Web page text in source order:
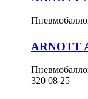
ARNOTT
320 08 25